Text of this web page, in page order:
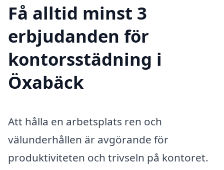
Få alltid minst 3
erbjudanden för
kontorsstädning i
Öxabäck
Att hålla en arbetsplats ren och
välunderhållen är avgörande för
produktiviteten och trivseln på kontoret.